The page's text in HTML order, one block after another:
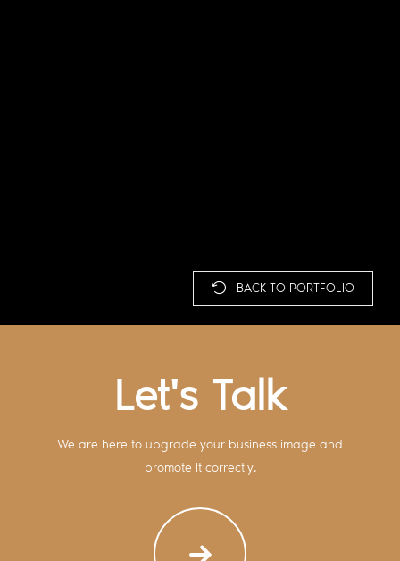
BACK TO PORTFOLIO
Let's Talk
We are here to upgrade your business image and
promote it correctly.